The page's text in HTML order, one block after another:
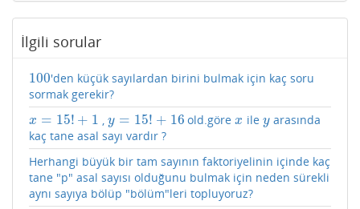
İlgili sorular
100
100 'den küçük sayılardan birini bulmak için kaç soru
sormak gerekir?
x = 15! + 1
x= 15 +1 ,y = 15! + 16
y=15 !+16 old.görex
x ile y
yarasında
kaç tane asal sayı vardır ?
Herhangi büyük bir tam sayının faktoriyelinin içinde kaç
tane "p" asal sayısı olduğunu bulmak için neden sürekli
aynı sayıya bölüp "bölüm"leri topluyoruz?